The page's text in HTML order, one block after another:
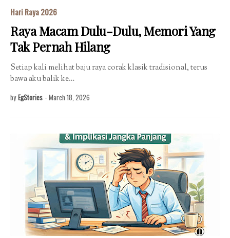
Hari Raya 2026
Raya Macam Dulu-Dulu, Memori Yang
Tak Pernah Hilang
Setiap kali melihat baju raya corak klasik tradisional, terus
bawa aku balik ke…
by EgStories - March 18, 2026